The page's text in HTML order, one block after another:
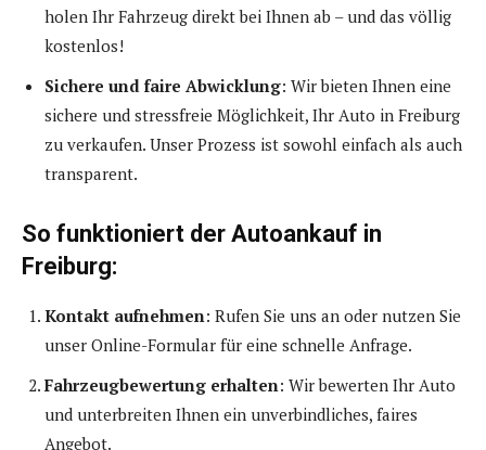
holen Ihr Fahrzeug direkt bei Ihnen ab – und das völlig
kostenlos!
Sichere und faire Abwicklung: Wir bieten Ihnen eine
sichere und stressfreie Möglichkeit, Ihr Auto in Freiburg
zu verkaufen. Unser Prozess ist sowohl einfach als auch
transparent.
So funktioniert der Autoankauf in
Freiburg:
Kontakt aufnehmen: Rufen Sie uns an oder nutzen Sie
unser Online-Formular für eine schnelle Anfrage.
Fahrzeugbewertung erhalten: Wir bewerten Ihr Auto
und unterbreiten Ihnen ein unverbindliches, faires
Angebot.